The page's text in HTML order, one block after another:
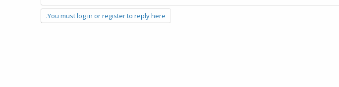
You must log in or register to reply here.